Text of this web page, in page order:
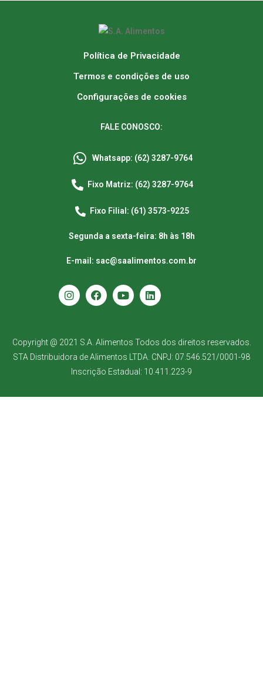
Política de Privacidade
Termos e condições de uso
Configurações de cookies
FALE CONOSCO:
Whatsapp: (62) 3287-9764
Fixo Matriz: (62) 3287-9764
Fixo Filial: (61) 3573-9225
Segunda a sexta-feira: 8h às 18h
E-mail: sac@saalimentos.com.br
Copyright @ 2021 S.A. Alimentos Todos dos direitos reservados.
STA Distribuidora de Alimentos LTDA. CNPJ: 07.546.521/0001-98
Inscrição Estadual: 10.411.223-9